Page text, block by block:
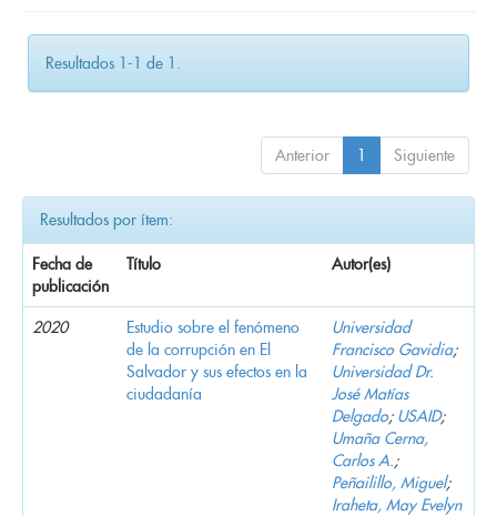
Resultados 1-1 de 1.
Anterior 1 Siguiente
Resultados por ítem:
Fecha de
publicación
Título Autor(es)
2020
Estudio sobre el fenómeno
de la corrupción en El
Salvador y sus efectos en la
ciudadanía
Universidad
Francisco Gavidia;
Universidad Dr.
José Matías
Delgado; USAID;
Umaña Cerna,
Carlos A.;
Peñailillo, Miguel;
Iraheta, May Evelyn